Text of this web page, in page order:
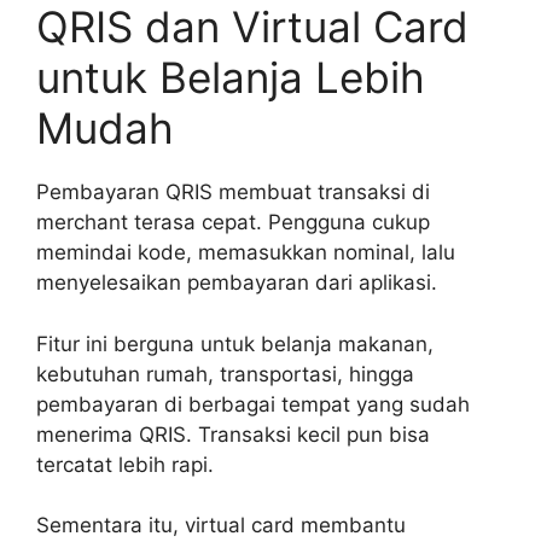
QRIS dan Virtual Card
untuk Belanja Lebih
Mudah
Pembayaran QRIS membuat transaksi di
merchant terasa cepat. Pengguna cukup
memindai kode, memasukkan nominal, lalu
menyelesaikan pembayaran dari aplikasi.
Fitur ini berguna untuk belanja makanan,
kebutuhan rumah, transportasi, hingga
pembayaran di berbagai tempat yang sudah
menerima QRIS. Transaksi kecil pun bisa
tercatat lebih rapi.
Sementara itu, virtual card membantu